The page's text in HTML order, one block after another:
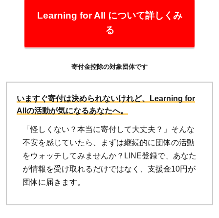
Learning for All について詳しくみ
る
寄付金控除の対象団体です
いますぐ寄付は決められないけれど、Learning for
Allの活動が気になるあなたへ。
「怪しくない？本当に寄付して大丈夫？」そんな
不安を感じていたら、まずは継続的に団体の活動
をウォッチしてみませんか？LINE登録で、あなた
が情報を受け取れるだけではなく、支援金10円が
団体に届きます。